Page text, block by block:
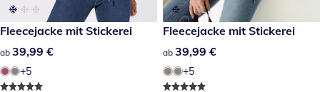
39,99 €
Fleecejacke mit Stickerei
39,99 €
ab 39,99 €
+5
39,99 €
Fleecejacke mit Stickerei
39,99 €
ab 39,99 €
+5